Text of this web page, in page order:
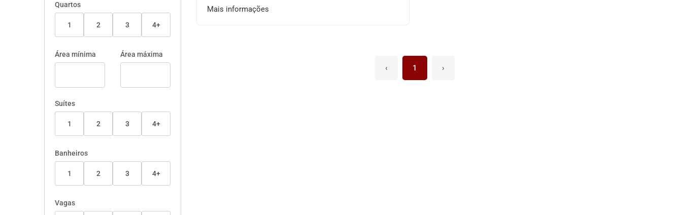
Quartos
1 2 3 4+
Área mínima Área máxima
Suítes
1 2 3 4+
Banheiros
1 2 3 4+
Vagas
Mais informações
‹ 1 ›